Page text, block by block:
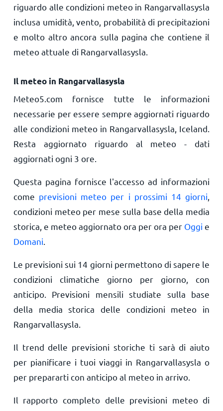
riguardo alle condizioni meteo in Rangarvallasysla
inclusa umidità, vento, probabilità di precipitazioni
e molto altro ancora sulla pagina che contiene il
meteo attuale di Rangarvallasysla.
Il meteo in Rangarvallasysla
Meteo5.com fornisce tutte le informazioni
necessarie per essere sempre aggiornati riguardo
alle condizioni meteo in Rangarvallasysla, Iceland.
Resta aggiornato riguardo al meteo - dati
aggiornati ogni 3 ore.
Questa pagina fornisce l'accesso ad informazioni
come previsioni meteo per i prossimi 14 giorni
condizioni meteo per mese sulla base della media
storica, e meteo aggiornato ora per ora per Oggi e
Domani
Le previsioni sui 14 giorni permettono di sapere le
condizioni climatiche giorno per giorno, con
anticipo. Previsioni mensili studiate sulla base
della media storica delle condizioni meteo in
Rangarvallasysla.
Il trend delle previsioni storiche ti sarà di aiuto
per pianificare i tuoi viaggi in Rangarvallasysla o
per prepararti con anticipo al meteo in arrivo.
Il rapporto completo delle previsioni meteo di